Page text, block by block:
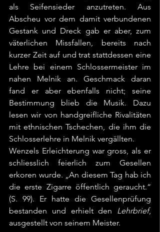
als Seifensieder anzutreten. Aus
Abscheu vor dem damit verbundenen
Gestank und Dreck gab er aber, zum
väterlichen Missfallen, bereits nach
kurzer Zeit auf und trat stattdessen eine
Lehre bei einem Schlossermeister im
nahen Melnik an. Geschmack daran
fand er aber ebenfalls nicht; seine
Bestimmung blieb die Musik. Dazu
lesen wir von handgreifliche Rivalitäten
mit ethnischen Tschechen, die ihm die
Schlosserlehre in Melnik vergällten.
Wenzels Erleichterung war gross, als er
schliesslich feierlich zum Gesellen
erkoren wurde. „An diesem Tag hab ich
die erste Zigarre öffentlich geraucht.“
(S. 99). Er hatte die Gesellenprüfung
bestanden und erhielt den Lehrbrief,
ausgestellt von seinem Meister.